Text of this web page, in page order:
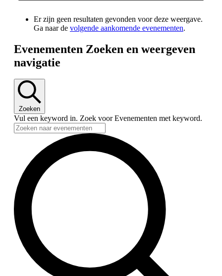
Er zijn geen resultaten gevonden voor deze weergave.
Ga naar de volgende aankomende evenementen.
Evenementen Zoeken en weergeven
navigatie
Zoeken
Vul een keyword in. Zoek voor Evenementen met keyword.